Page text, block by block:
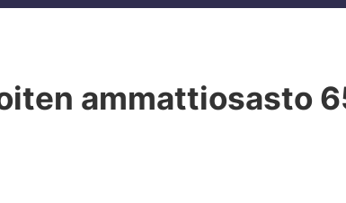
ammattiosasto